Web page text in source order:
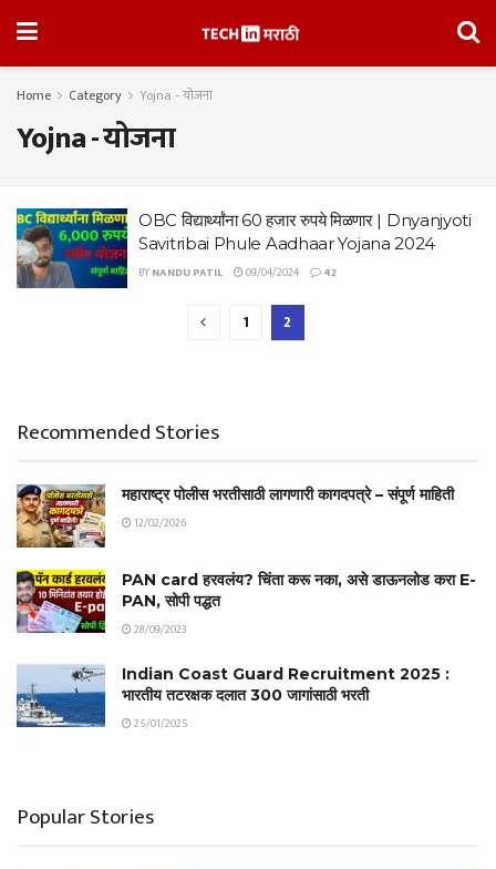
Home Category Yojna - योजना
Yojna - योजना
OBC विद्यार्थ्यांना 60 हजार रुपये मिळणार | Dnyanjyoti
Savitribai Phule Aadhaar Yojana 2024
BYNANDU PATIL 09/04/2024 42
1 2
Recommended Stories
महाराष्ट्र पोलीस भरतीसाठी लागणारी कागदपत्रे – संपूर्ण माहिती
12/02/2026
PAN card हरवलंय? चिंता करू नका, असे डाऊनलोड करा E-
PAN, सोपी पद्धत
28/09/2023
Indian Coast Guard Recruitment 2025 :
भारतीय तटरक्षक दलात 300 जागांसाठी भरती
25/01/2025
Popular Stories